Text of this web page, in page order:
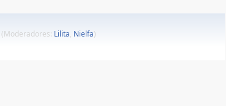
(Moderadores: Lilita, Nielfa)